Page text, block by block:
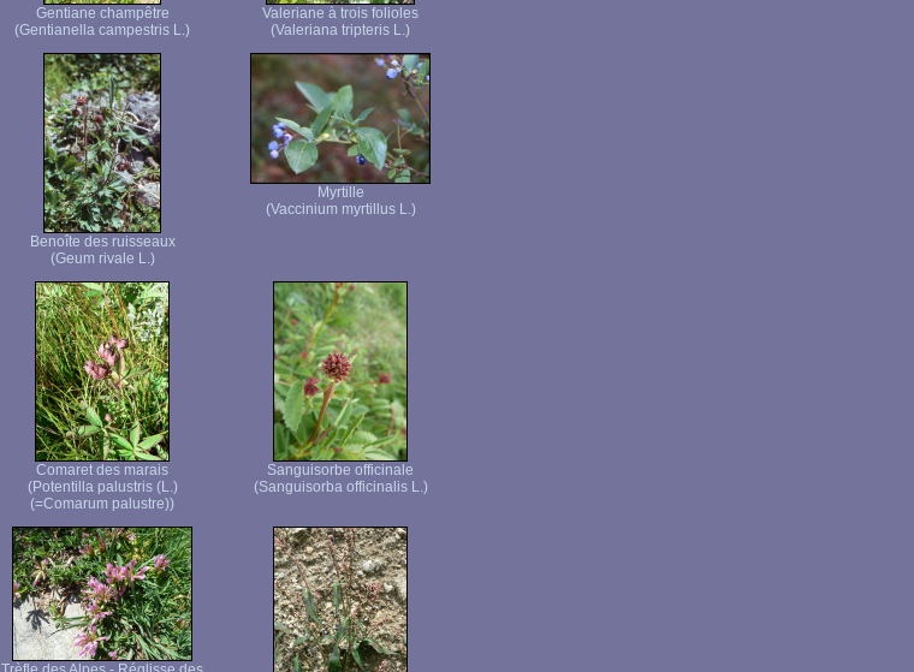
Gentiane champêtre
(Gentianella campestris L.)
Valeriane à trois folioles
(Valeriana tripteris L.)
Benoîte des ruisseaux
(Geum rivale L.)
Myrtille
(Vaccinium myrtillus L.)
Comaret des marais
(Potentilla palustris (L.)
(=Comarum palustre))
Sanguisorbe officinale
(Sanguisorba officinalis L.)